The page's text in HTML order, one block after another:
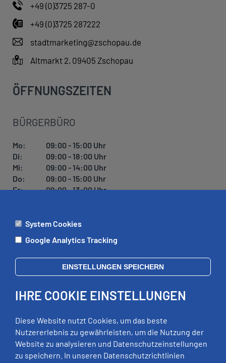
+49 (0)3725 287-0
+49 (0)3725 287222
stadtmarketing@zschopau.de
Altmarkt 2, 09405 Zschopau
ÖFFNUNGSZEITEN
BÜRGERBÜRO
Mo:
09:00 - 15:00 Uhr
Di:
09:00 - 18:00 Uhr
Mi:
09:00 - 14:00 Uhr
Do:
09:00 - 15:00 Uhr
Fr:
09:00 - 13:00 Uhr
ÄMTER
Di:
09:00 - 12:00 Uhr, 13:00 - 18:00 Uhr
Mi:
geschlossen
Fr:
09:00 - 12:00 Uhr
RECHTLICHES
System Cookies
Google Analytics Tracking
EINSTELLUNGEN SPEICHERN
IHRE COOKIE EINSTELLUNGEN
Diese Website nutzt Cookies, um das beste
Nutzererlebnis zu gewährleisten, um die Nutzung der
Website zu analysieren und Datenschutzeinstellungen
zu speichern. In unseren Datenschutzrichtlinien